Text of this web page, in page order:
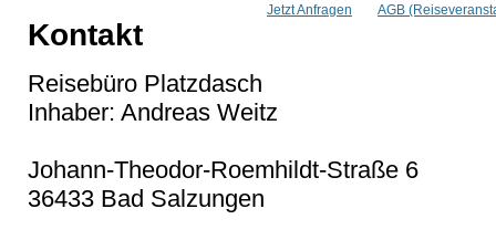
Jetzt Anfragen AGB
Kontakt
Reisebüro Platzdasch
Inhaber: Andreas Weitz
Johann-Theodor-Roemhildt-Straße 6
36433 Bad Salzungen